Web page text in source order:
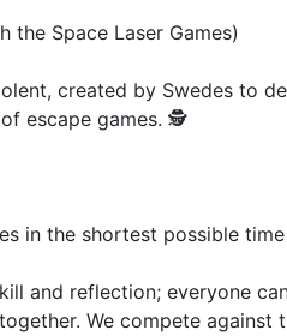
the Space Laser Games)
created by Swedes to
escape games. 🕵
in the shortest possible
and reflection; everyone
We compete against